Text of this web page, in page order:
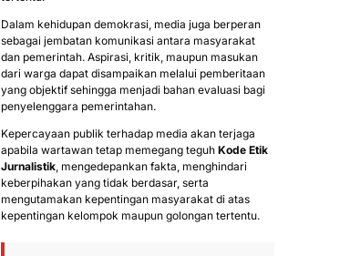
Dalam kehidupan demokrasi, media juga berperan
sebagai jembatan komunikasi antara masyarakat
dan pemerintah. Aspirasi, kritik, maupun masukan
dari warga dapat disampaikan melalui pemberitaan
yang objektif sehingga menjadi bahan evaluasi bagi
penyelenggara pemerintahan.
Kepercayaan publik terhadap media akan terjaga
apabila wartawan tetap memegang teguh Kode Etik
Jurnalistik, mengedepankan fakta, menghindari
keberpihakan yang tidak berdasar, serta
mengutamakan kepentingan masyarakat di atas
kepentingan kelompok maupun golongan tertentu.